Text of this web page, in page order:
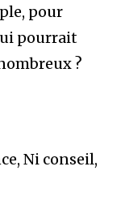
pour
pourrait
?
Ni conseil,